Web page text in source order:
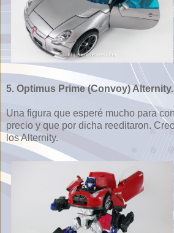
5. Optimus Prime (Convoy) Alternity.
Una figura que esperé mucho para
precio y que por dicha reeditaron.
los Alternity.